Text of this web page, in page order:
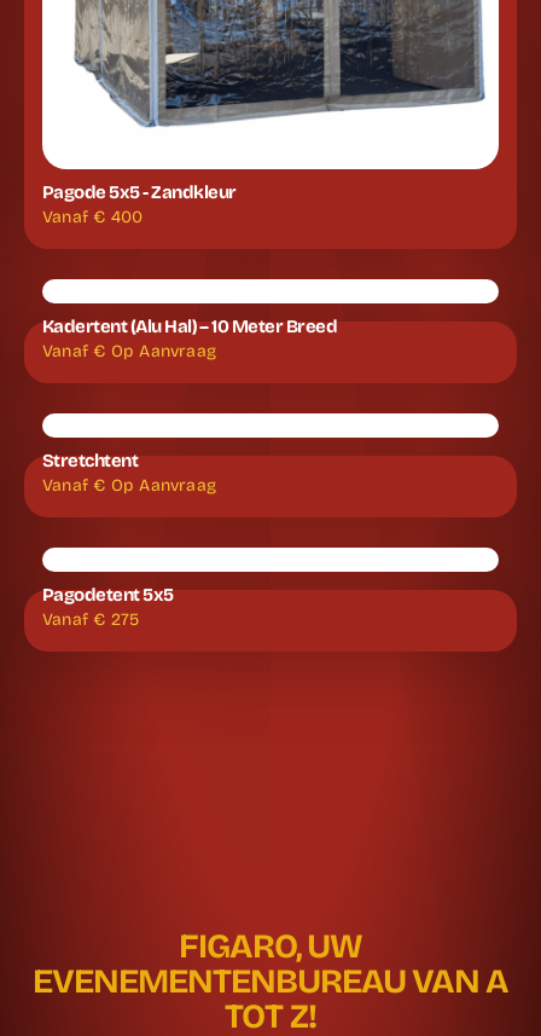
Pagode 5x5 - Zandkleur
Vanaf € 400
Kadertent (Alu Hal) – 10 Meter Breed
Vanaf € Op Aanvraag
Stretchtent
Vanaf € Op Aanvraag
Pagodetent 5x5
Vanaf € 275
FIGARO, UW
EVENEMENTENBUREAU VAN A
TOT Z!